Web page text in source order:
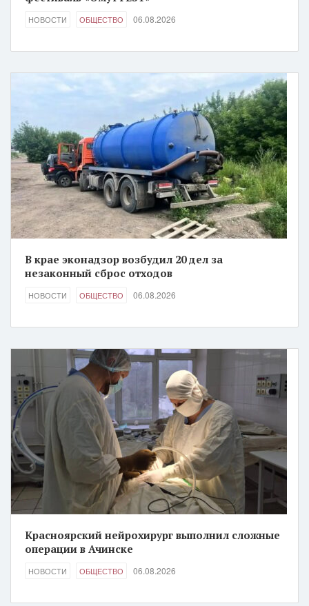
НОВОСТИ ОБЩЕСТВО 06.08.2026
В крае эконадзор возбудил 20 дел за
незаконный сброс отходов
НОВОСТИ ОБЩЕСТВО 06.08.2026
Красноярский нейрохирург выполнил сложные
операции в Ачинске
НОВОСТИ ОБЩЕСТВО 06.08.2026